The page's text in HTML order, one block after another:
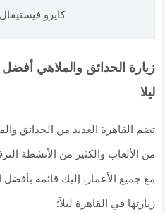
كايرو
زيارة الحدائق والملاهي
ليلا
تضم القاهرة العديد من الحدائق
من الألعاب والكثير من الأنشطة
مع جميع الأعمار. إليك قائمة
زيارتها في القاهرة ليلاً: